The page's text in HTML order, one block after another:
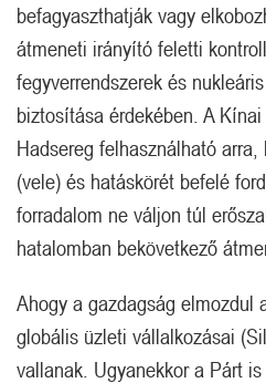
befagyaszthatják vagy
átmeneti irányító feletti
fegyverrendszerek és
biztosítása érdekében. A
Hadsereg felhasználható
(vele) és hatáskörét befelé
forradalom ne váljon túl
hatalomban bekövetkező
Ahogy a gazdagság elmozdul
globális üzleti vállalkozásai
vallanak. Ugyanekkor a Párt